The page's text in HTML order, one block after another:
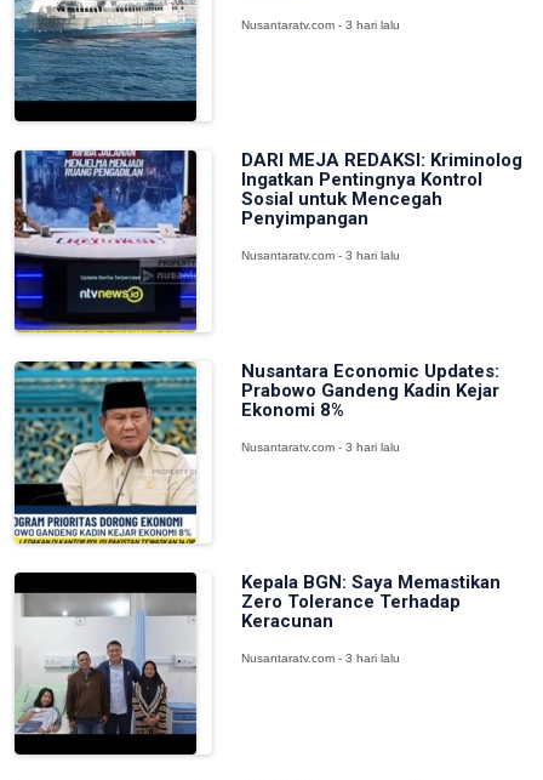
Nusantaratv.com - 3 hari lalu
DARI MEJA REDAKSI: Kriminolog
Ingatkan Pentingnya Kontrol
Sosial untuk Mencegah
Penyimpangan
Nusantaratv.com - 3 hari lalu
Nusantara Economic Updates:
Prabowo Gandeng Kadin Kejar
Ekonomi 8%
Nusantaratv.com - 3 hari lalu
Kepala BGN: Saya Memastikan
Zero Tolerance Terhadap
Keracunan
Nusantaratv.com - 3 hari lalu